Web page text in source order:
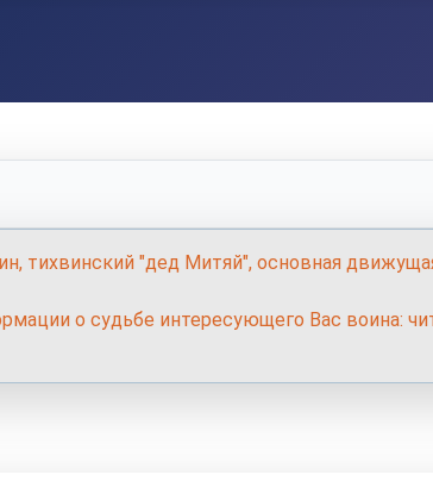
тихвинский "дед Митяй", основная
о судьбе интересующего Вас воина: